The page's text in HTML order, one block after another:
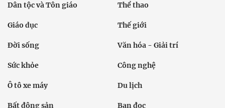
Dân tộc và Tôn giáo Thể thao
Giáo dục Thế giới
Đời sống Văn hóa - Giải trí
Sức khỏe Công nghệ
Ô tô xe máy Du lịch
Bất động sản Bạn đọc